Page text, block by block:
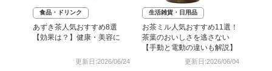
食品・ドリンク
あずき茶人気おすすめ8選
【効果は？】健康・美容に
更新日:2026/06/24
生活雑貨・日用品
お茶ミル人気おすすめ11選！
茶葉のおいしさを逃さない
【手動と電動の違いも解説】
更新日:2026/06/04